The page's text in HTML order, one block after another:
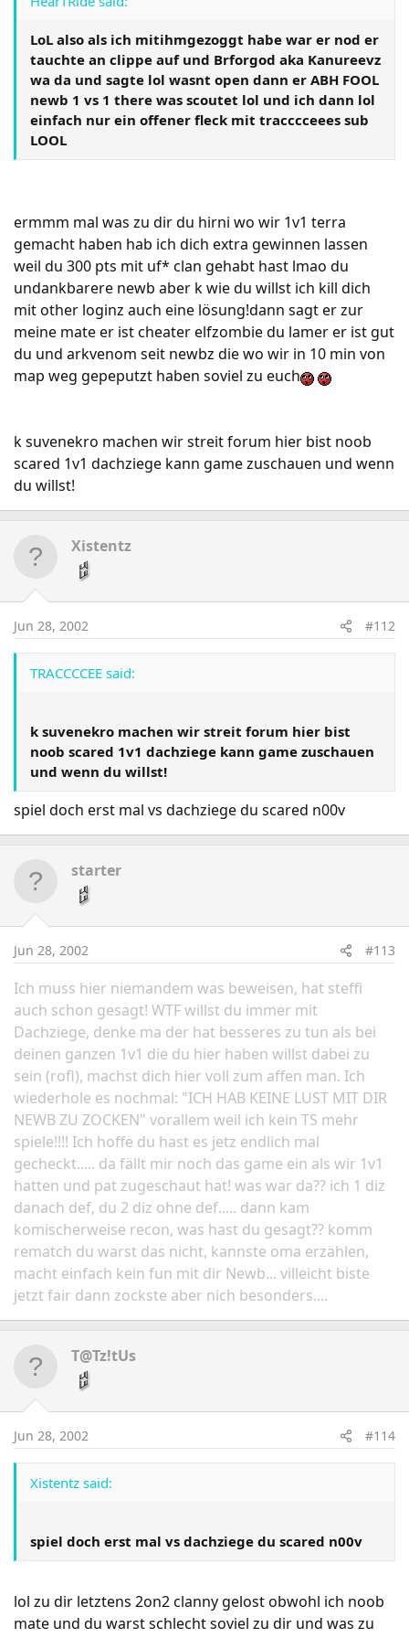
LoL also als ich mitihmgezoggt habe war er nod er
tauchte an clippe auf und Brforgod aka Kanureevz
wa da und sagte lol wasnt open dann er ABH FOOL
newb 1 vs 1 there was scoutet lol und ich dann lol
einfach nur ein offener fleck mit tracccceees sub
LOOL
ermmm mal was zu dir du hirni wo wir 1v1 terra
gemacht haben hab ich dich extra gewinnen lassen
weil du 300 pts mit uf* clan gehabt hast lmao du
undankbarere newb aber k wie du willst ich kill dich
mit other loginz auch eine lösung!dann sagt er zur
meine mate er ist cheater elfzombie du lamer er ist gut
du und arkvenom seit newbz die wo wir in 10 min von
map weg gepeputzt haben soviel zu euch
k suvenekro machen wir streit forum hier bist noob
scared 1v1 dachziege kann game zuschauen und wenn
du willst!
Xistentz
Jun 28, 2002 #112
TRACCCCEE said:
k suvenekro machen wir streit forum hier bist
noob scared 1v1 dachziege kann game zuschauen
und wenn du willst!
spiel doch erst mal vs dachziege du scared n00v
starter
Jun 28, 2002 #113
Ich muss hier niemandem was beweisen, hat steffi
auch schon gesagt! WTF willst du immer mit
Dachziege, denke ma der hat besseres zu tun als bei
deinen ganzen 1v1 die du hier haben willst dabei zu
sein (rofl), machst dich hier voll zum affen man. Ich
wiederhole es nochmal: "ICH HAB KEINE LUST MIT DIR
NEWB ZU ZOCKEN" vorallem weil ich kein TS mehr
spiele!!!! Ich hoffe du hast es jetz endlich mal
gecheckt..... da fällt mir noch das game ein als wir 1v1
hatten und pat zugeschaut hat! was war da?? ich 1 diz
danach def, du 2 diz ohne def..... dann kam
komischerweise recon, was hast du gesagt?? komm
rematch du warst das nicht, kannste oma erzählen,
macht einfach kein fun mit dir Newb... villeicht biste
jetzt fair dann zockste aber nich besonders....
T@Tz!tUs
Jun 28, 2002 #114
Xistentz said:
spiel doch erst mal vs dachziege du scared n00v
lol zu dir letztens 2on2 clanny gelost obwohl ich noob
mate und du warst schlecht soviel zu dir und was zu